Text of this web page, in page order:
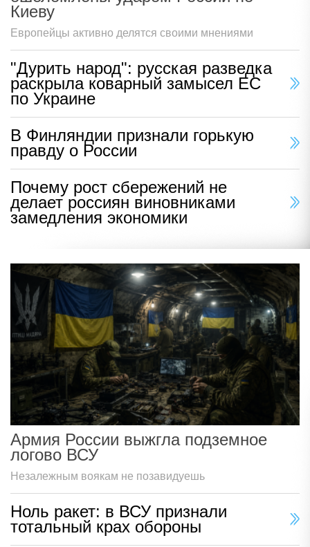
Киеву
Европейцы активно делятся своими мнениями
"Дурить народ": русская разведка
раскрыла коварный замысел ЕС
по Украине
В Финляндии признали горькую
правду о России
Почему рост сбережений не
делает россиян виновниками
замедления экономики
Армия России выжгла подземное
логово ВСУ
Незалежным воякам не позавидуешь
Ноль ракет: в ВСУ признали
тотальный крах обороны